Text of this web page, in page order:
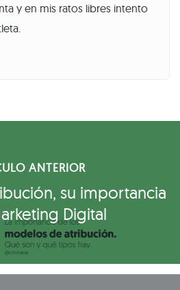
y en mis ratos libres intento
ANTERIOR
su importancia
Digital